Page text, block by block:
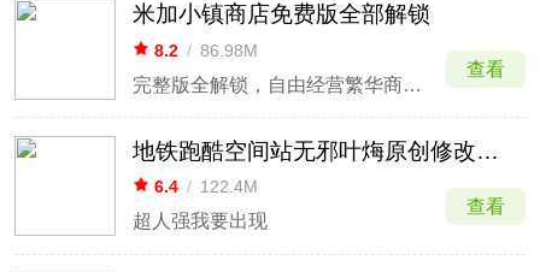
米加小镇商店免费版全部解锁
8.2 / 86.98M
完整版全解锁，自由经营繁华商业街区。
查看
地铁跑酷空间站无邪叶烸原创修改MOD
6.4 / 122.4M
超人强我要出现
查看